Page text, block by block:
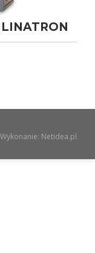
Wykonanie: Netidea.pl